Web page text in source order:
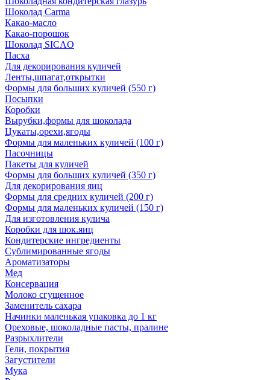
Шоколад Carma
Какао-масло
Какао-порошок
Шоколад SICAO
Пасха
Для декорирования куличей
Ленты,шпагат,открытки
Формы для больших куличей (550 г)
Посыпки
Коробки
Вырубки,формы для шоколада
Цукаты,орехи,ягоды
Формы для маленьких куличей (100 г)
Пасочницы
Пакеты для куличей
Формы для больших куличей (350 г)
Для декорирования яиц
Формы для средних куличей (200 г)
Формы для маленьких куличей (150 г)
Для изготовления кулича
Коробки для шок.яиц
Кондитерские ингредиенты
Сублимированные ягоды
Ароматизаторы
Мед
Консервация
Молоко сгущенное
Заменитель сахара
Начинки маленькая упаковка до 1 кг
Ореховые, шоколадные пасты, пралине
Разрыхлители
Гели, покрытия
Загустители
Мука